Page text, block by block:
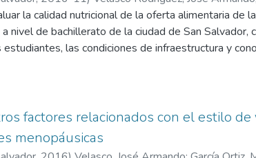
la calidad nutricional de la oferta alimentaria de
nivel de bachillerato de la ciudad de San Salvador,
las condiciones de infraestructura y
de tipo descriptivo y transversal, con enfoque
estudiantes de bachillerato de ambos sexos. Los
ofertados en las cafeterías se caracterizaban
en una oferta obesogénica, descuidando
Con respecto al riesgo de violaciones a la
factores relacionados con el estilo
menopáusicas